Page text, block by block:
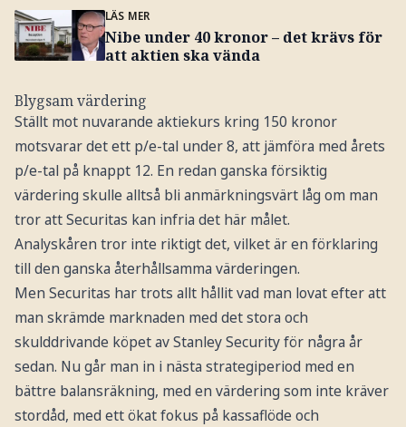
LÄS MER
Nibe under 40 kronor – det krävs för
att aktien ska vända
Blygsam värdering
Ställt mot nuvarande aktiekurs kring 150 kronor
motsvarar det ett p/e-tal under 8, att jämföra med årets
p/e-tal på knappt 12. En redan ganska försiktig
värdering skulle alltså bli anmärkningsvärt låg om man
tror att Securitas kan infria det här målet.
Analyskåren tror inte riktigt det, vilket är en förklaring
till den ganska återhållsamma värderingen.
Men Securitas har trots allt hållit vad man lovat efter att
man skrämde marknaden med det stora och
skulddrivande köpet av Stanley Security för några år
sedan. Nu går man in i nästa strategiperiod med en
bättre balansräkning, med en värdering som inte kräver
stordåd, med ett ökat fokus på kassaflöde och